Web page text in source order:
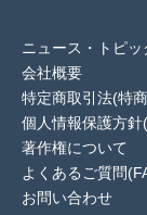
ニュース・トピッ
会社概要
特定商取引法(特
個人情報保護方
著作権について
よくあるご質問
お問い合わせ